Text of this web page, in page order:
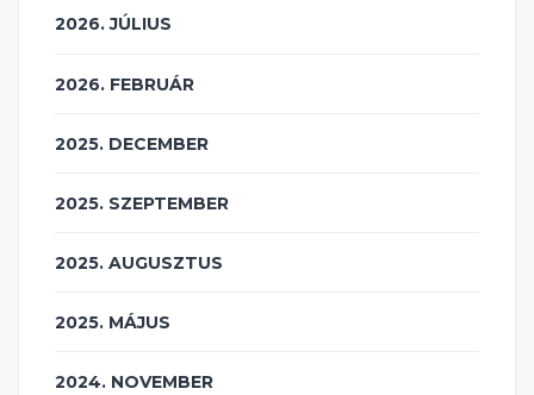
2026. JÚLIUS
2026. FEBRUÁR
2025. DECEMBER
2025. SZEPTEMBER
2025. AUGUSZTUS
2025. MÁJUS
2024. NOVEMBER